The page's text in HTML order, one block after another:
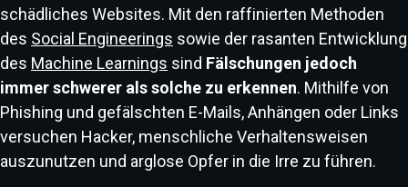
schädliches Websites. Mit den raffinierten Methoden
des Social Engineerings sowie der rasanten Entwicklung
des Machine Learnings sind Fälschungen jedoch
immer schwerer als solche zu erkennen. Mithilfe von
Phishing und gefälschten E-Mails, Anhängen oder Links
versuchen Hacker, menschliche Verhaltensweisen
auszunutzen und arglose Opfer in die Irre zu führen.